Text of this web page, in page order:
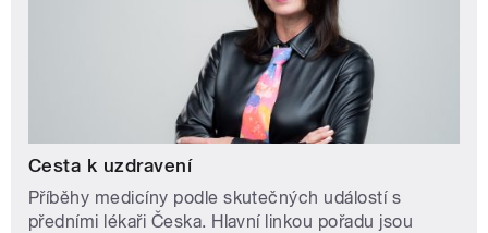
Cesta k uzdravení
Příběhy medicíny podle skutečných událostí s
předními lékaři Česka. Hlavní linkou pořadu jsou